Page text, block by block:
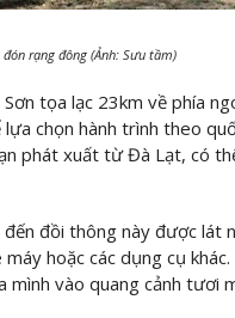
rạng đông (Ảnh: Sưu tầm)
tọa lạc 23km về phía
lựa chọn hành trình theo
phát xuất từ Đà Lạt, có
đồi thông này được lát
máy hoặc các dụng cụ
mình vào quang cảnh tươi